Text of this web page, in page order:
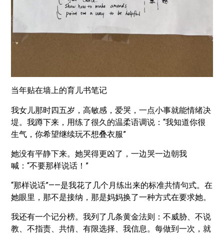
当年贴在墙上的育儿书笔记
我女儿那时四五岁，高敏感，爱哭，一点小事就能情绪决
堤。我蹲下来，用练了很久的温柔语调说：“我知道你很
生气，你希望继续玩不想叠衣服”
她没有平静下来。她哭得更凶了，一边哭一边朝我
喊：“不要那样说话！”
“那样说话”——是我花了几个月练出来的标准共情句式。在
她眼里，那不是接纳，那是妈妈换了一种方式在要求她。
我还有一个记分榜。我列了几条黄金法则：不威胁、不说
教、不指责、共情、有限选择、我信息。每做到一次，就